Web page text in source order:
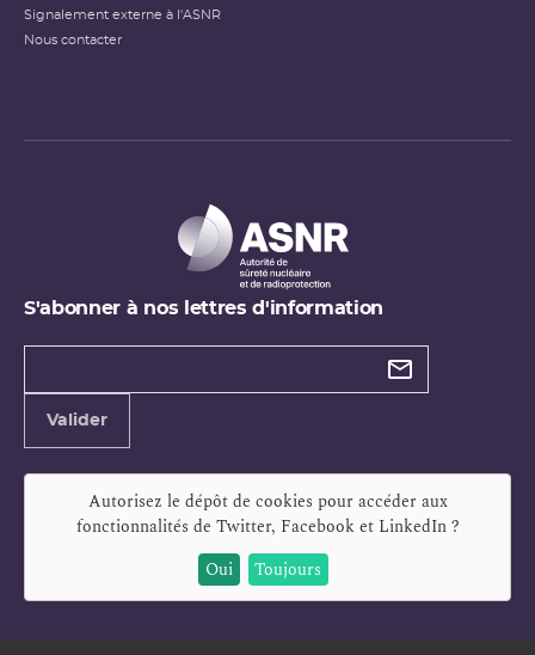
Signalement externe à l'ASNR
Nous contacter
S'abonner à nos lettres d'information
Types de
Valider
Autorisez le dépôt de cookies pour accéder aux
fonctionnalités de Twitter, Facebook et LinkedIn?
Oui
Toujours